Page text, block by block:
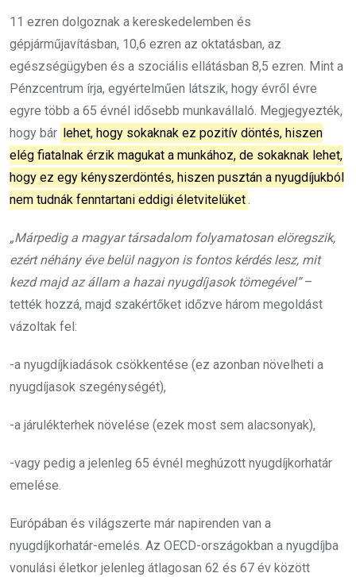
11 ezren dolgoznak a kereskedelemben és
gépjárműjavításban, 10,6 ezren az oktatásban, az
egészségügyben és a szociális ellátásban 8,5 ezren. Mint a
Pénzcentrum írja, egyértelműen látszik, hogy évről évre
egyre több a 65 évnél idősebb munkavállaló. Megjegyezték,
hogy bár lehet, hogy sokaknak ez pozitív döntés, hiszen
elég fiatalnak érzik magukat a munkához, de sokaknak lehet,
hogy ez egy kényszerdöntés, hiszen pusztán a nyugdíjukból
nem tudnák fenntartani eddigi életvitelüket.
„Márpedig a magyar társadalom folyamatosan elöregszik,
ezért néhány éve belül nagyon is fontos kérdés lesz, mit
kezd majd az állam a hazai nyugdíjasok tömegével”–
tették hozzá, majd szakértőket időzve három megoldást
vázoltak fel:
-a nyugdíjkiadások csökkentése (ez azonban növelheti a
nyugdíjasok szegénységét),
-a járulékterhek növelése (ezek most sem alacsonyak),
-vagy pedig a jelenleg 65 évnél meghúzott nyugdíjkorhatár
emelése.
Európában és világszerte már napirenden van a
nyugdíjkorhatár-emelés. Az OECD-országokban a nyugdíjba
vonulási életkor jelenleg átlagosan 62 és 67 év között